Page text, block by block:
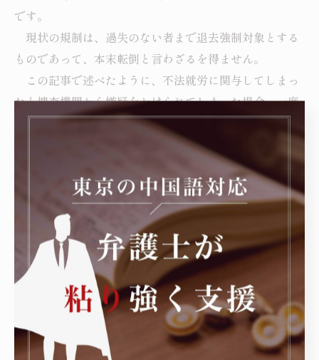
です。
現状の規制は、過失のない者まで退去強制対象とする
ものであって、本末転倒と言わざるを得ません。
この記事で述べたように、不法就労に関与してしまっ
たと捜査機関から嫌疑をかけられてしまった場合、一度
その認定を受けてしまうとこれを争うことは容易ではあ
りません。したがって、疑いをかけられてしまった段階
で、弁護士に相談することの必要性が非常に大きいので
----------------------------------------------------------------------
舟渡国際法律事務所
住所 : 東京都豊島区高田3丁目4-10布施ビル本館3階
電話番号 :050-7587-4639
東京にて中国人の方をサポート